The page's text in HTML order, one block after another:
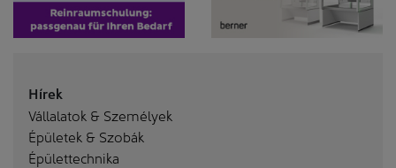
Hírek
Vállalatok & Személyek
Épületek & Szobák
Épülettechnika